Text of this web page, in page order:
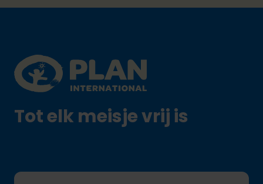
Plan International logo
Tot elk meisje vrij is